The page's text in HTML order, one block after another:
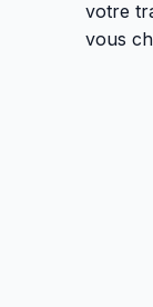
votre
vous